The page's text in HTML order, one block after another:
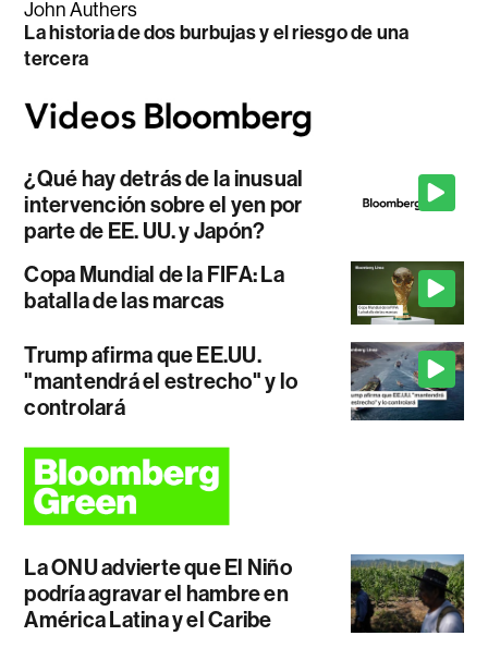
John Authers
La historia de dos burbujas y el riesgo de una
tercera
¿Qué hay detrás de la inusual
intervención sobre el yen por
parte de EE. UU. y Japón?
Copa Mundial de la FIFA: La
batalla de las marcas
Trump afirma que EE.UU.
"mantendrá el estrecho" y lo
controlará
La ONU advierte que El Niño
podría agravar el hambre en
América Latina y el Caribe